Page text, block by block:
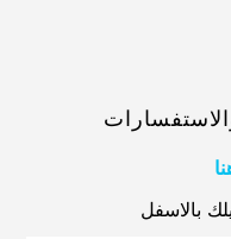
بالاسفل